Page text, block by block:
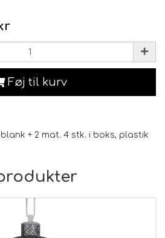
Føj til kurv
blank + 2 mat. 4 stk. i boks, plastik